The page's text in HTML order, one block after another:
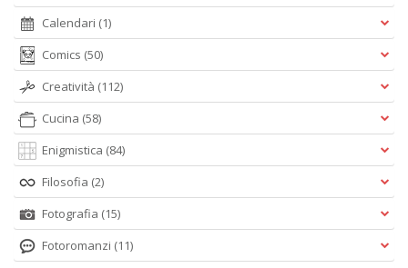
Calendari (1)
Comics (50)
Creatività (112)
Cucina (58)
Enigmistica (84)
Filosofia (2)
Fotografia (15)
Fotoromanzi (11)